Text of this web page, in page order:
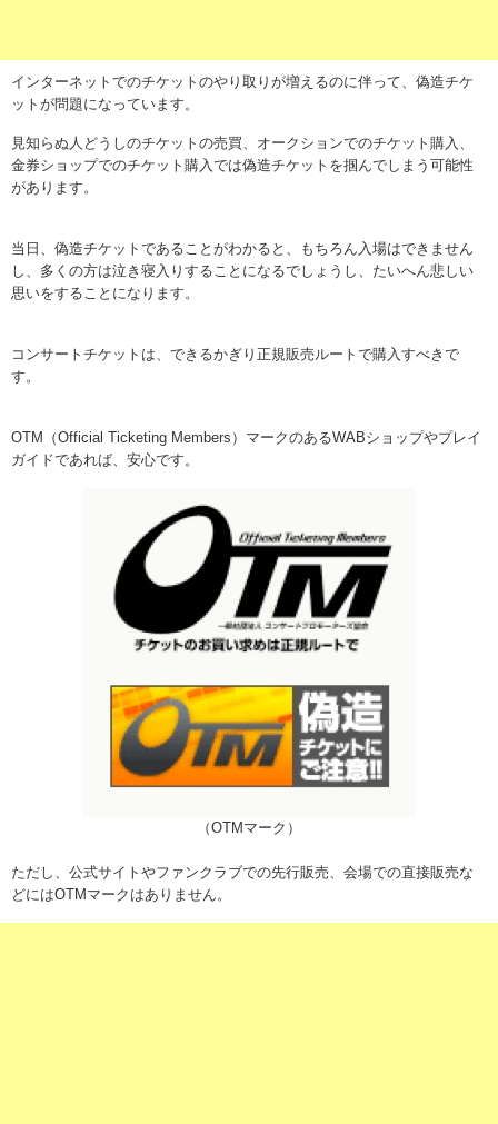
インターネットでのチケットのやり取りが増えるのに伴って、 偽造チケ
ット が問題になっています。
見知らぬ人どうしのチケットの売買、オークションでのチケット購入、
金券ショップでのチケット購入では偽造チケット を掴んでしまう可能性
があります。
当日、 偽造チケット であることがわかると、もちろん入場はできません
し、多くの方は泣き寝入りすることになるでしょうし、たいへん悲しい
思いをすることになります。
コンサートチケット は、できるかぎり正規販売ルートで購入すべきで
す。
OTM（Official Ticketing Members）マークのあるWABショップやプレイ
ガイドであれば、安心です。
（OTMマーク）
ただし、公式サイトやファンクラブでの先行販売、会場での直接販売な
どにはOTMマーク はありません。